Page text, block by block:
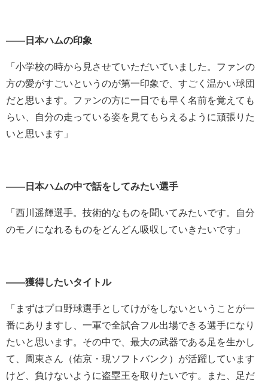
――日本ハムの印象
「小学校の時から見させていただいていました。ファンの
方の愛がすごいというのが第一印象で、すごく温かい球団
だと思います。ファンの方に一日でも早く名前を覚えても
らい、自分の走っている姿を見てもらえるように頑張りた
いと思います」
――日本ハムの中で話をしてみたい選手
「西川遥輝選手。技術的なものを聞いてみたいです。自分
のモノになれるものをどんどん吸収していきたいです」
――獲得したいタイトル
「まずはプロ野球選手としてけがをしないということが一
番にありますし、一軍で全試合フル出場できる選手になり
たいと思います。その中で、最大の武器である足を生かし
て、周東さん（佑京・現ソフトバンク）が活躍しています
けど、負けないように盗塁王を取りたいです。また、足だ